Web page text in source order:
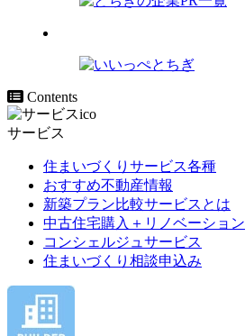
Contents
サービス
住まいづくりサービス各種
おすすめ不動産情報
新築プラン比較サービスとは
中古住宅購入＋リノベーション
コンシェルジュサービス
住まいづくり相談申込み